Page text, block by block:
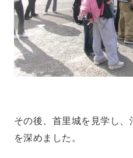
その後、首里城を見学し
を深めました。